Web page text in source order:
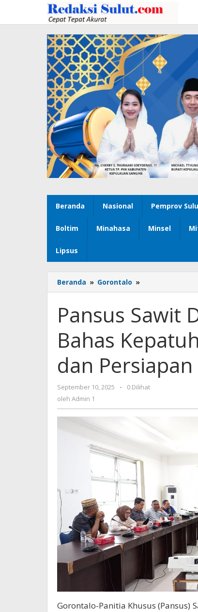
konten
Beranda Nasional Pemprov
Boltim Minahasa Minsel
Lipsus
Beranda » Gorontalo »
Sawit
Provinsi
Gorontalo
Kepatuhan
Pajak
Perusahaan
dan
Persiapan
Pansus Sawit
Bahas
dan
September 10, 2025
oleh
-
0 Dilihat
oleh Admin 1
Gorontalo-Panitia Khusus (Pansus)